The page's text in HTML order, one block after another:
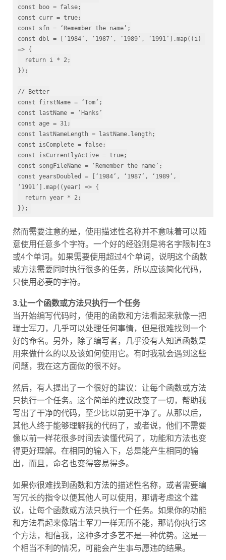
const boo = false
const curr = true
const
const dbl = [‘ 1984 ’, ‘ 1987’, ‘ 1989’, ‘ 1991 ’].map((i)
=> {
return i * 2
});
// Better
const
const
const age = 31
const lastNameLength = lastName. length
const isComplete = false
const isCurrentlyActive = true
const
const yearsDoubled = [‘ 1984 ’, ‘ 1987’, ‘ 1989’,
‘ 1991 ’].map((year) => {
return year * 2
});
然而需要注意的是，使用描述性名称并不意味着可以随
意使用任意多个字符。一个好的经验则是将名字限制在3
或4个单词。如果需要使用超过4个单词，说明这个函数
或方法需要同时执行很多的任务，所以应该简化代码，
只使用必要的字符。
3.让一个函数或方法只执行一个任务
当开始编写代码时，使用的函数和方法看起来就像一把
瑞士军刀，几乎可以处理任何事情，但是很难找到一个
好的命名。另外，除了编写者，几乎没有人知道函数是
用来做什么的以及该如何使用它。有时我就会遇到这些
问题，我在这方面做的很不好。
然后，有人提出了一个很好的建议：让每个函数或方法
只执行一个任务。这个简单的建议改变了一切，帮助我
写出了干净的代码，至少比以前更干净了。从那以后，
其他人终于能够理解我的代码了，或者说，他们不需要
像以前一样花很多时间去读懂代码了，功能和方法也变
得更好理解。在相同的输入下，总是能产生相同的输
出，而且，命名也变得容易得多。
如果你很难找到函数和方法的描述性名称，或者需要编
写冗长的指令以便其他人可以使用，那请考虑这个建
议，让每个函数或方法只执行一个任务。如果你的功能
和方法看起来像瑞士军刀一样无所不能，那请你执行这
个方法，相信我，这种多才多艺不是一种优势。这是一
个相当不利的情况，可能会产生事与愿违的结果。